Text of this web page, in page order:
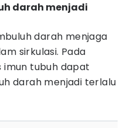
darah menjadi
darah menjaga
sirkulasi. Pada
imun tubuh dapat
darah menjadi terlalu